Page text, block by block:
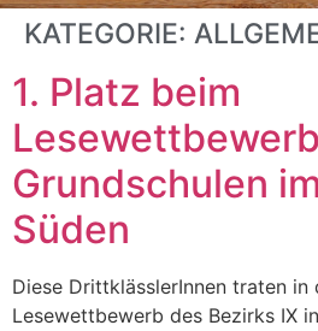
KATEGORIE:
1. Platz beim
Grundschulen
Süden
Diese DrittklässlerInnen traten in
Lesewettbewerb des Bezirks IX